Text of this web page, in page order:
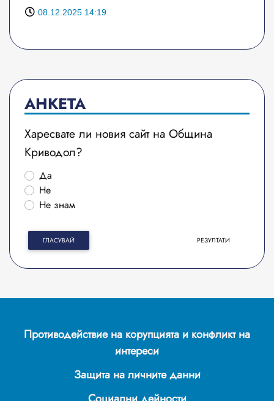
08.12.2025 14:19
АНКЕТА
Харесвате ли новия сайт на Община
Криводол?
Да
Не
Не знам
ГЛАСУВАЙ РЕЗУЛТАТИ
Противодействие на корупцията и конфликт на
интереси
Защита на личните данни